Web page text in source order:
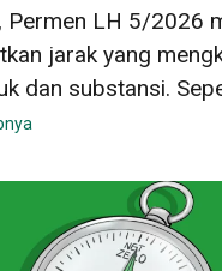
Permen LH 5/2026
jarak yang
dan substansi.